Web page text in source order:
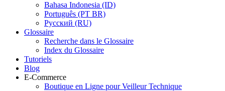
Bahasa Indonesia (ID)
Português (PT BR)
Pусский (RU)
Glossaire
Recherche dans le Glossaire
Index du Glossaire
Tutoriels
Blog
E-Commerce
Boutique en Ligne pour Veilleur Technique